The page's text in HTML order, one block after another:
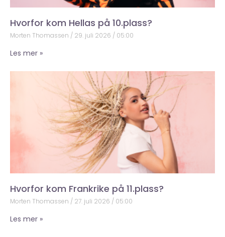
Hvorfor kom Hellas på 10.plass?
Morten Thomassen 29. juli 2026 05:00
Les mer »
Hvorfor kom Frankrike på 11.plass?
Morten Thomassen 27. juli 2026 05:00
Les mer »